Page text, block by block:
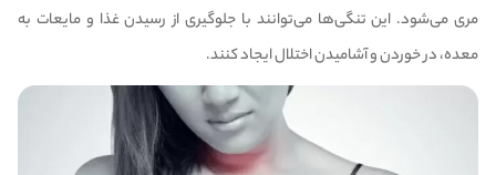
مری می‌شود. این تنگی‌ها می‌توانند با جلوگیری از رسیدن غذا و مایعات به
معده، در خوردن و آشامیدن اختلال ایجاد کنند.